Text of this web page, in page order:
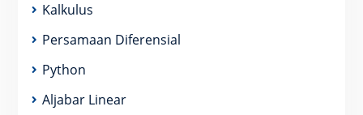
Kalkulus
Persamaan Diferensial
Python
Aljabar Linear